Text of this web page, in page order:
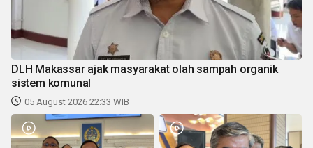
DLH Makassar ajak masyarakat olah sampah organik
sistem komunal
05 August 2026 22:33 WIB